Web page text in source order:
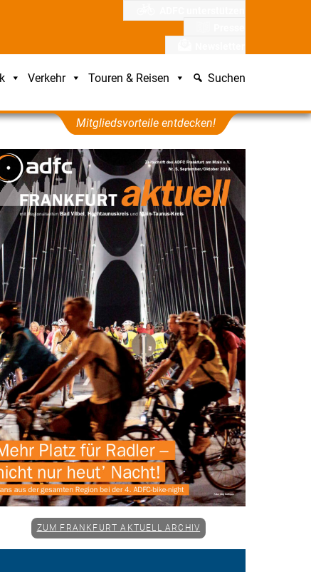
Verkehr Touren & Reisen Suchen
Mitgliedsvorteile entdecken!
ZUM FRANKFURT AKTUELL ARCHIV